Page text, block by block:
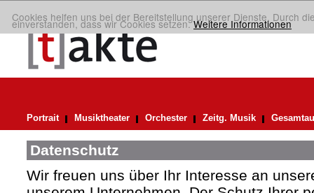
Cookies helfen uns bei der Bereitstellung unserer Dienste. Durch
einverstanden, dass wir Cookies setzen.Weitere Informationen
Portrait Musiktheater Orchester Zeitg. Musik
Datenschutz
Wir freuen uns über Ihr Interesse an